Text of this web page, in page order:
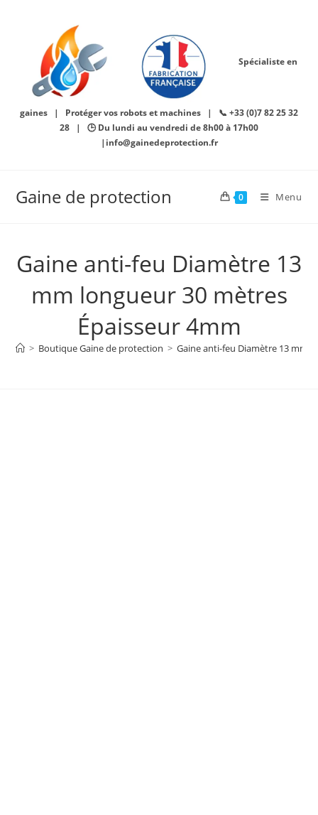
Spécialiste en
gaines | Protéger vos robots et machines | 📞 +33 (0)7 82 25 32
28 | 🕒 Du lundi au vendredi de 8h00 à 17h00
|info@gainedeprotection.fr
Gaine de protection 0 Menu
Gaine anti-feu Diamètre 13
mm longueur 30 mètres
Épaisseur 4mm
> Boutique Gaine de protection > Gaine anti-feu Diamètre 13 mm